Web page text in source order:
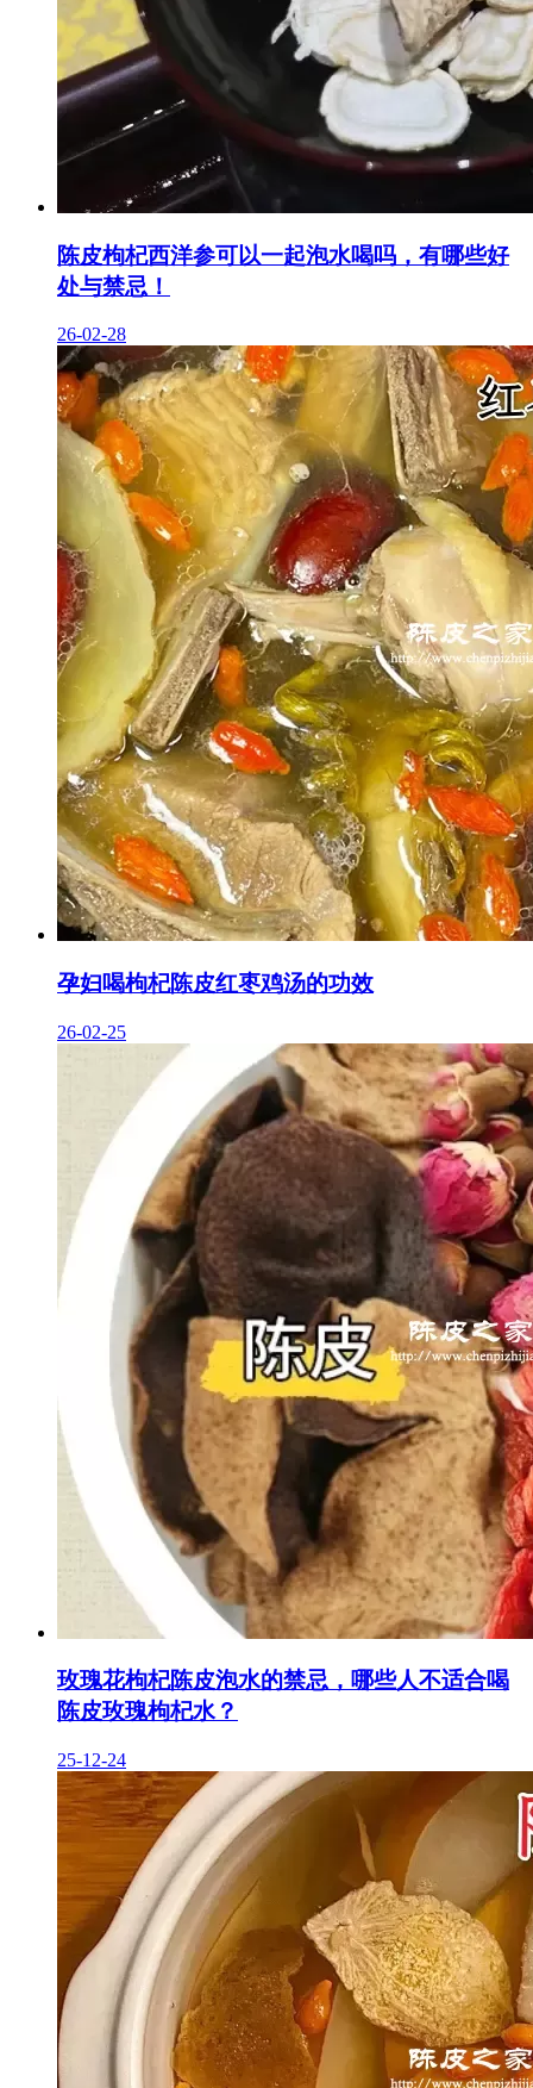
陈皮枸杞西洋参可以一起泡水喝吗，有哪些好
处与禁忌！
26-02-28
孕妇喝枸杞陈皮红枣鸡汤的功效
26-02-25
玫瑰花枸杞陈皮泡水的禁忌，哪些人不适合喝
陈皮玫瑰枸杞水？
25-12-24